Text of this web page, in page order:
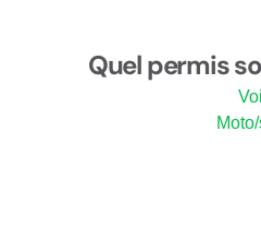
Quel permis